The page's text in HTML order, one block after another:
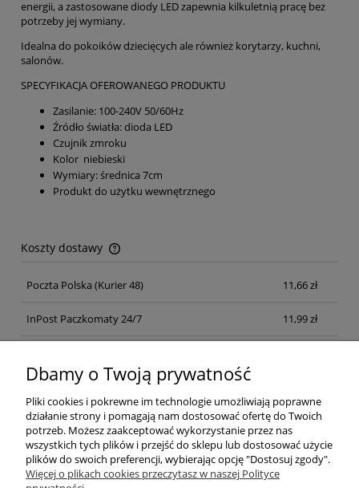
energii, a zastosowane diody LED zapewnia kilkuletnią pracę bez
potrzeby jej wymiany.
Idealna do pokoików dziecięcych ale również korytarzy, kuchni,
salonów.
SPECYFIKACJA OFEROWANEGO PRODUKTU
Zasilanie: 100-240V 50/60Hz
Źródło światła: dioda LED
Czujnik zmroku
Kolor niebieski
Wymiary: średnica 7cm
Produkt do użytku wewnętrznego
Koszty dostawy
Cena nie zawiera ewentualnych kosztów płatności
Poczta Polska (Kurier 48) 11,66 zł
InPost Paczkomaty 24/7 11,99 zł
Pomoc
Dbamy o Twoją prywatność
Pliki cookies i pokrewne im technologie umożliwiają poprawne
działanie strony i pomagają nam dostosować ofertę do Twoich
potrzeb. Możesz zaakceptować wykorzystanie przez nas
wszystkich tych plików i przejść do sklepu lub dostosować użycie
plików do swoich preferencji, wybierając opcję "Dostosuj zgody".
Więcej o plikach cookies przeczytasz w naszej Polityce